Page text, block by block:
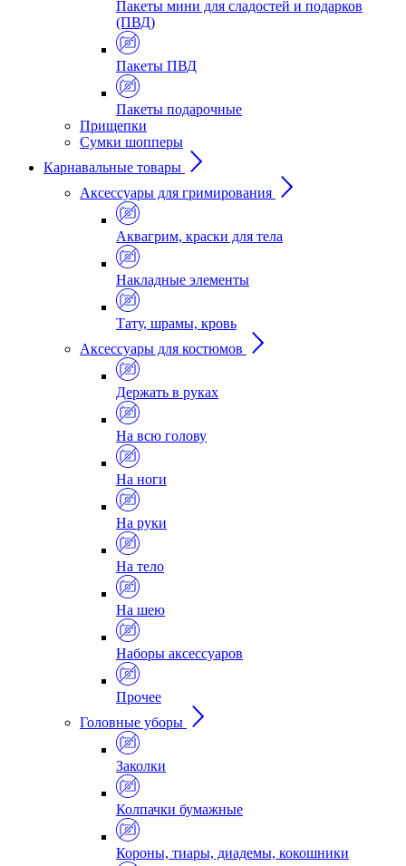
Пакеты мини для сладостей и подарков
(ПВД)
Пакеты ПВД
Пакеты подарочные
Прищепки
Сумки шопперы
Карнавальные товары
Аксессуары для гримирования
Аквагрим, краски для тела
Накладные элементы
Тату, шрамы, кровь
Аксессуары для костюмов
Держать в руках
На всю голову
На ноги
На руки
На тело
На шею
Наборы аксессуаров
Прочее
Головные уборы
Заколки
Колпачки бумажные
Короны, тиары, диадемы, кокошники